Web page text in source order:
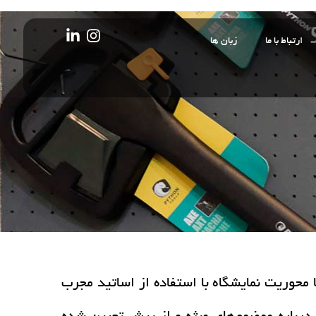
ارتباط با ما زبان ها
مرتبط با محوریت نمایشگاه با استفاده از اساتید مجرب